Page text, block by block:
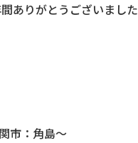
ありがとうございました
市：角島～